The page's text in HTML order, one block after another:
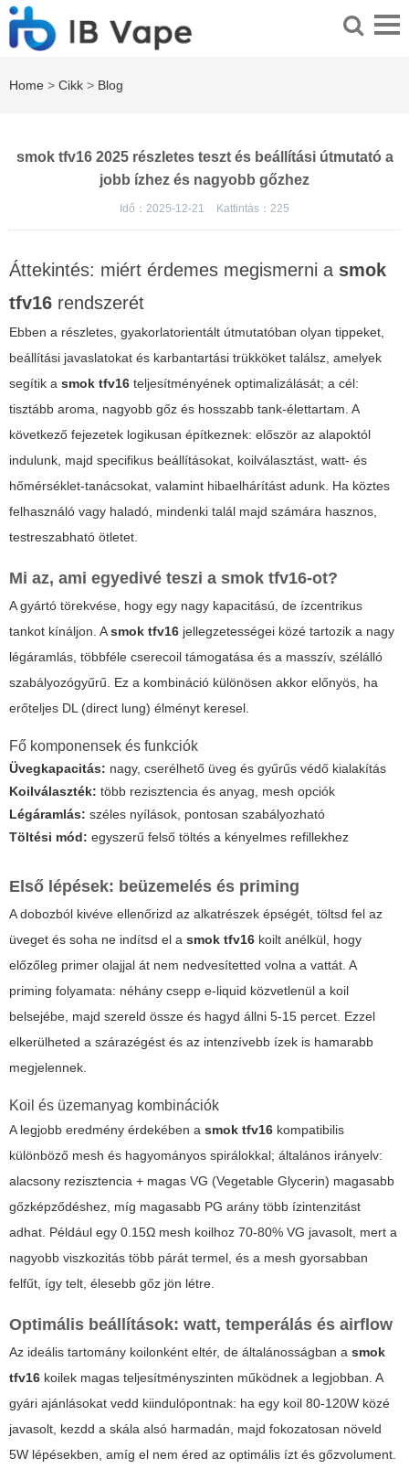
Home > Cikk > Blog
smok tfv16 2025 részletes teszt és beállítási útmutató a
jobb ízhez és nagyobb gőzhez
Idő：2025-12-21 Kattintás： 225
Áttekintés: miért érdemes megismerni a smok
tfv16 rendszerét
Ebben a részletes, gyakorlatorientált útmutatóban olyan tippeket,
beállítási javaslatokat és karbantartási trükköket találsz, amelyek
segítik a smok tfv16 teljesítményének optimalizálását; a cél:
tisztább aroma, nagyobb gőz és hosszabb tank-élettartam. A
következő fejezetek logikusan építkeznek: először az alapoktól
indulunk, majd specifikus beállításokat, koilválasztást, watt- és
hőmérséklet-tanácsokat, valamint hibaelhárítást adunk. Ha köztes
felhasználó vagy haladó, mindenki talál majd számára hasznos,
testreszabható ötletet.
Mi az, ami egyedivé teszi a smok tfv16-ot?
A gyártó törekvése, hogy egy nagy kapacitású, de ízcentrikus
tankot kínáljon. Asmok tfv16 jellegzetességei közé tartozik a nagy
légáramlás, többféle cserecoil támogatása és a masszív, szélálló
szabályozógyűrű. Ez a kombináció különösen akkor előnyös, ha
erőteljes DL (direct lung) élményt keresel.
Fő komponensek és funkciók
Üvegkapacitás: nagy, cserélhető üveg és gyűrűs védő kialakítás
Koilválaszték: több rezisztencia és anyag, mesh opciók
Légáramlás: széles nyílások, pontosan szabályozható
Töltési mód: egyszerű felső töltés a kényelmes refillekhez
Első lépések: beüzemelés és priming
A dobozból kivéve ellenőrizd az alkatrészek épségét, töltsd fel az
üveget és soha ne indítsd el a smok tfv16 koilt anélkül, hogy
előzőleg primer olajjal át nem nedvesítetted volna a vattát. A
priming folyamata: néhány csepp e-liquid közvetlenül a koil
belsejébe, majd szereld össze és hagyd állni 5-15 percet. Ezzel
elkerülheted a szárazégést és az intenzívebb ízek is hamarabb
megjelennek.
Koil és üzemanyag kombinációk
A legjobb eredmény érdekében a smok tfv16 kompatibilis
különböző mesh és hagyományos spirálokkal; általános irányelv:
alacsony rezisztencia + magas VG (Vegetable Glycerin) magasabb
gőzképződéshez, míg magasabb PG arány több ízintenzitást
adhat. Például egy 0.15Ω mesh koilhoz 70-80% VG javasolt, mert a
nagyobb viszkozitás több párát termel, és a mesh gyorsabban
felfűt, így telt, élesebb gőz jön létre.
Optimális beállítások: watt, temperálás és airflow
Az ideális tartomány koilonként eltér, de általánosságban a smok
tfv16 koilek magas teljesítményszinten működnek a legjobban. A
gyári ajánlásokat vedd kiindulópontnak: ha egy koil 80-120W közé
javasolt, kezdd a skála alsó harmadán, majd fokozatosan növeld
5W lépésekben, amíg el nem éred az optimális ízt és gőzvolument.